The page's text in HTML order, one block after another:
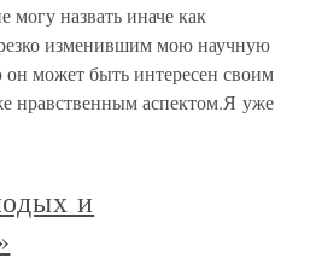
могу назвать иначе как
изменившим мою научную
он может быть интересен своим
нравственным аспектом.Я уже
и